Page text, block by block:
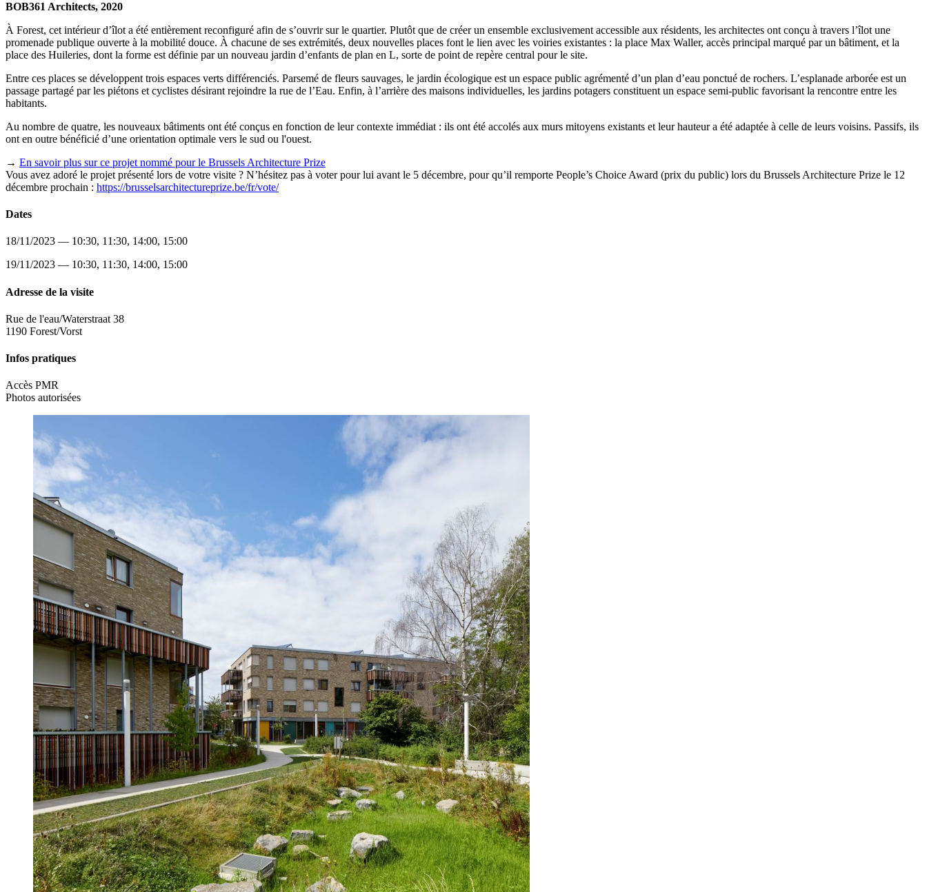
BOB361 Architects, 2020
À Forest, cet intérieur d’îlot a été entièrement reconfiguré afin de s’ouvrir sur le quartier. Plutôt que de créer un ensemble exclusivement accessible aux résidents, les architectes ont conçu à travers l’îlot une
promenade publique ouverte à la mobilité douce. À chacune de ses extrémités, deux nouvelles places font le lien avec les voiries existantes : la place Max Waller, accès principal marqué par un bâtiment, et la
place des Huileries, dont la forme est définie par un nouveau jardin d’enfants de plan en L, sorte de point de repère central pour le site.
Entre ces places se développent trois espaces verts différenciés. Parsemé de fleurs sauvages, le jardin écologique est un espace public agrémenté d’un plan d’eau ponctué de rochers. L’esplanade arborée est un
passage partagé par les piétons et cyclistes désirant rejoindre la rue de l’Eau. Enfin, à l’arrière des maisons individuelles, les jardins potagers constituent un espace semi-public favorisant la rencontre entre les
habitants.
Au nombre de quatre, les nouveaux bâtiments ont été conçus en fonction de leur contexte immédiat : ils ont été accolés aux murs mitoyens existants et leur hauteur a été adaptée à celle de leurs voisins. Passifs, ils
ont en outre bénéficié d’une orientation optimale vers le sud ou l'ouest.
→ En savoir plus sur ce projet nommé pour le Brussels Architecture Prize
Vous avez adoré le projet présenté lors de votre visite ? N’hésitez pas à voter pour lui avant le 5 décembre, pour qu’il remporte People’s Choice Award (prix du public) lors du Brussels Architecture Prize le 12
décembre prochain : https://brusselsarchitectureprize.be/fr/vote/
Dates
18/11/2023 — 10:30, 11:30, 14:00, 15:00
19/11/2023 — 10:30, 11:30, 14:00, 15:00
Adresse de la visite
Rue de l'eau/Waterstraat 38
1190 Forest/Vorst
Infos pratiques
Accès PMR
Photos autorisées